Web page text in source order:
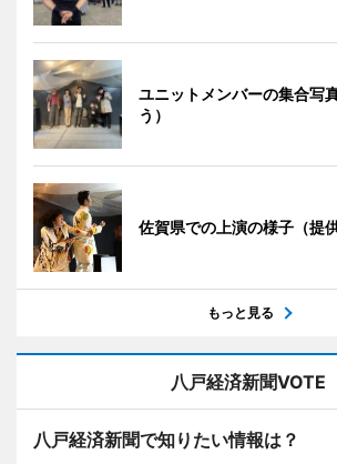
ユニットメンバーの集合写
う）
佐賀県での上演の様子（提
もっと見る
八戸経済新聞VOTE
八戸経済新聞で知りたい情報は？